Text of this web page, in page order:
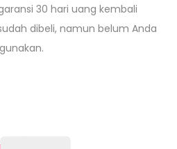
30 hari uang kembali
dibeli, namun belum Anda
gunakan.